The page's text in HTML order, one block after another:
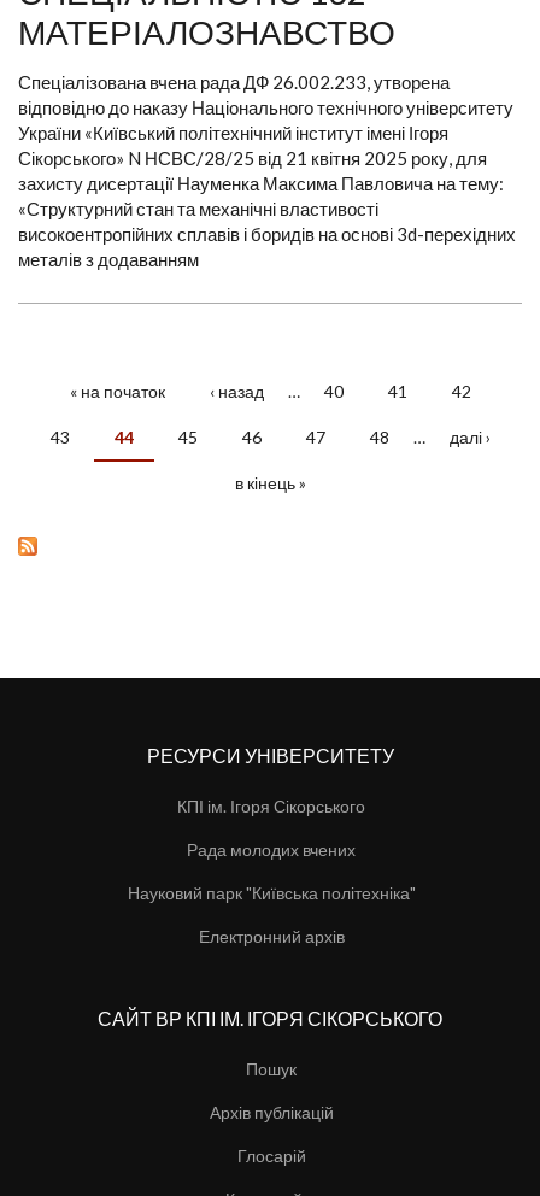
МАТЕРІАЛОЗНАВСТВО
Спеціалізована вчена рада ДФ 26.002.233, утворена
відповідно до наказу Національного технічного університету
України «Київський політехнічний інститут імені Ігоря
Сікорського» N НСВС/28/25 від 21 квітня 2025 року, для
захисту дисертації Науменка Максима Павловича на тему:
«Структурний стан та механічні властивості
високоентропійних сплавів і боридів на основі 3d-перехідних
металів з додаванням
« на початок ‹ назад … 40 41 42
43 44 45 46 47 48 … далі ›
в кінець »
РЕСУРСИ УНІВЕРСИТЕТУ
КПІ ім. Ігоря Сікорського
Рада молодих вчених
Науковий парк "Київська політехніка"
Електронний архів
САЙТ ВР КПІ ІМ. ІГОРЯ СІКОРСЬКОГО
Пошук
Архів публікацій
Глосарій